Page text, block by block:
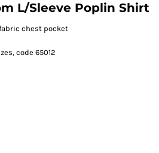
L/Sleeve Poplin Shirt
chest pocket
code 65012